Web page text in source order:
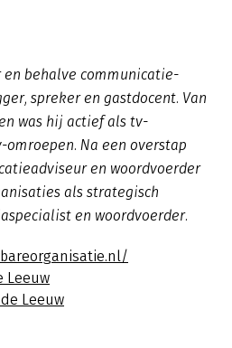
en behalve communicatie-
spreker en gastdocent. Van
was hij actief als tv-
Na een overstap
en woordvoerder
als strategisch
en woordvoerder.
Leeuw
Leeuw